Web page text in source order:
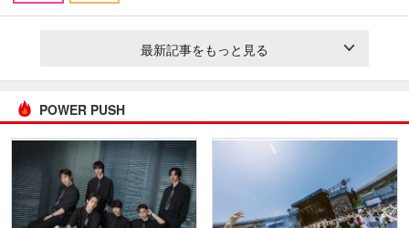
最新記事をもっと見る
POWER PUSH